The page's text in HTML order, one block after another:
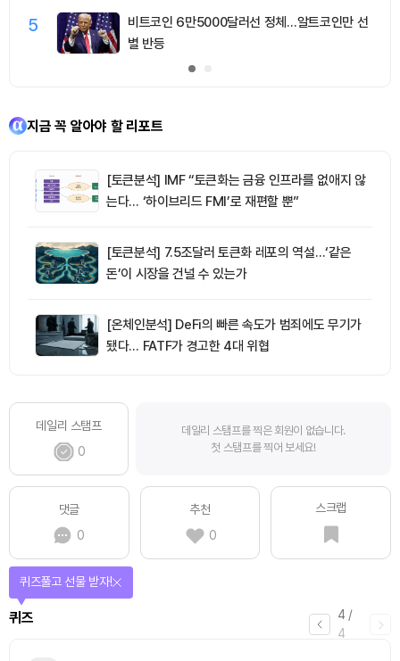
5
비트코인 6만5000달러선 정체…알트코인만 선
별 반등
지금 꼭 알아야 할 리포트
[토큰분석] IMF “토큰화는 금융 인프라를 없애지 않
는다… ‘하이브리드 FMI’로 재편할 뿐”
[토큰분석] 7.5조달러 토큰화 레포의 역설…‘같은
돈’이 시장을 건널 수 있는가
[온체인분석] DeFi의 빠른 속도가 범죄에도 무기가
됐다… FATF가 경고한 4대 위협
데일리 스탬프
0
데일리 스탬프를 찍은 회원이 없습니다.
첫 스탬프를 찍어 보세요!
댓글
0
추천
0
스크랩
1/
미션
매일 미션을 완료하고 보상을 획득!